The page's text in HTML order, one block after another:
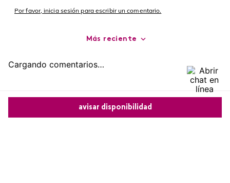
avisar disponibilidad
Por favor, inicia sesión para escribir un comentario.
Más reciente
Cargando comentarios…